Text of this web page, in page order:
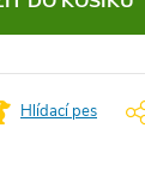
Hlídací pes